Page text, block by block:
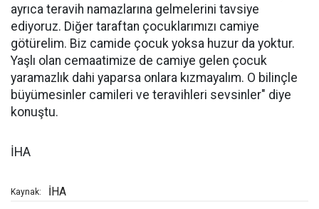
ayrıca teravih namazlarına gelmelerini tavsiye
ediyoruz. Diğer taraftan çocuklarımızı camiye
götürelim. Biz camide çocuk yoksa huzur da yoktur.
Yaşlı olan cemaatimize de camiye gelen çocuk
yaramazlık dahi yaparsa onlara kızmayalım. O bilinçle
büyümesinler camileri ve teravihleri sevsinler" diye
konuştu.
İHA
Kaynak: İHA